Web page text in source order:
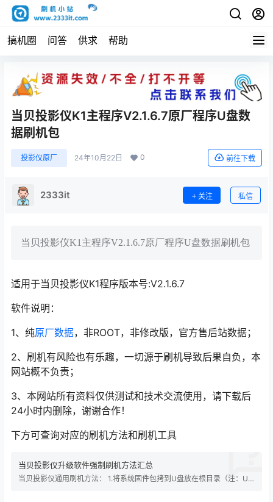
搞机圈 问答 供求 帮助
当贝投影仪K1主程序V2.1.6.7原厂程序U盘数
据刷机包
投影仪原厂 24年10月22日 0 前往下载
2333it 关注 私信
当贝投影仪K1主程序V2.1.6.7原厂程序U盘数据刷机包
适用于当贝投影仪K1程序版本号:V2.1.6.7
软件说明：
1、纯原厂数据，非ROOT，非修改版，官方售后站数据；
2、刷机有风险也有乐趣，一切源于刷机导致后果自负，本
网站概不负责；
3、本网站所有资料仅供测试和技术交流使用，请下载后
24小时内删除，谢谢合作！
下方可查询对应的刷机方法和刷机工具
当贝投影仪升级软件强制刷机方法汇总
当贝投影仪通用刷机方法： 1.将系统固件包拷到U盘放在根目录（注：U